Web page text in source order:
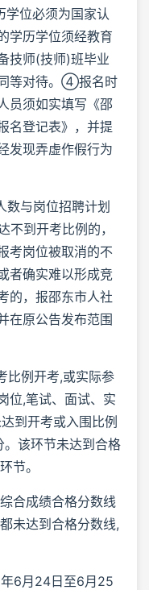
位必须为国家认
学历学位须经教育
技师(技师)班毕业
等对待。④报名时
员须如实填写《邵
名登记表》，并提
发现弄虚作假行为
数与岗位招聘计划
不到开考比例的，
考岗位被取消的不
者确实难以形成竞
的，报邵东市人社
在原公告发布范围
比例开考,或实际参
位,笔试、面试、实
到开考或入围比例
该环节未达到合格
节。
合成绩合格分数线
未达到合格分数线,
6月24日至6月25